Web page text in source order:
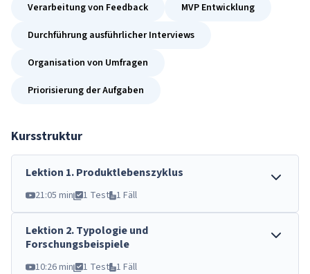
Verarbeitung von Feedback
MVP Entwicklung
Durchführung ausführlicher Interviews
Organisation von Umfragen
Priorisierung der Aufgaben
Kursstruktur
Lektion 1.Produktlebenszyklus
21:05 min 1 Test 1 Fäll
Lektion 2.Typologie und
Forschungsbeispiele
10:26 min 1 Test 1 Fäll